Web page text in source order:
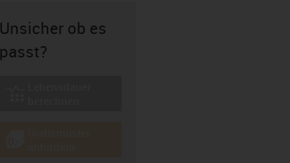
Unsicher ob es
passt?